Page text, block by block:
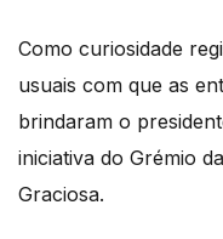
Como curiosidade
usuais com que as
brindaram o
iniciativa do Grémio
Graciosa.